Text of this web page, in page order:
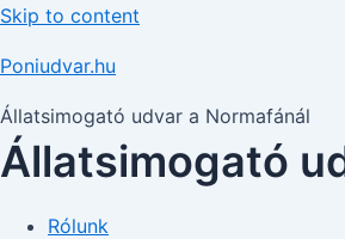
Skip to content
Poniudvar.hu
Állatsimogató udvar a Normafánál
Állatsimogató
Rólunk